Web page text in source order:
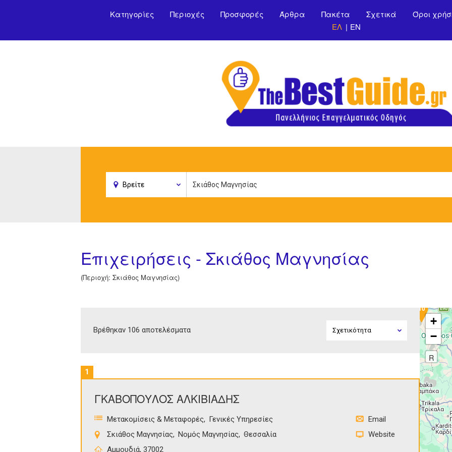
κυρίως περιεχόμενο
Κατηγορίες Περιοχές Προσφορές Άρθρα Πακέτα Σχετικά Όροι
ΕΛ
EN
Επιχειρήσεις - Σκιάθος Μαγνησίας
(Περιοχή: Σκιάθος Μαγνησίας)
Βρέθηκαν 106 αποτελέσματα
1
ΓΚΑΒΟΠΟΥΛΟΣ ΑΛΚΙΒΙΑΔΗΣ
Μετακομίσεις & Μεταφορές
Γενικές Υπηρεσίες
Σκιάθος Μαγνησίας
Νομός Μαγνησίας
Θεσσαλία
Αμμουδιά, 37002
Email
Website
10
+
−
R